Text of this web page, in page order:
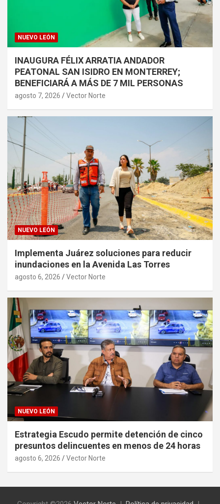
NUEVO LEÓN
INAUGURA FÉLIX ARRATIA ANDADOR
PEATONAL SAN ISIDRO EN MONTERREY;
BENEFICIARÁ A MÁS DE 7 MIL PERSONAS
agosto 7, 2026 Vector Norte
NUEVO LEÓN
Implementa Juárez soluciones para reducir
inundaciones en la Avenida Las Torres
agosto 6, 2026 Vector Norte
NUEVO LEÓN
Estrategia Escudo permite detención de cinco
presuntos delincuentes en menos de 24 horas
agosto 6, 2026 Vector Norte